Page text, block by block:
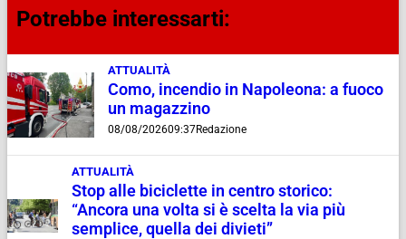
Potrebbe interessarti:
ATTUALITÀ
Como, incendio in Napoleona: a fuoco
un magazzino
08/08/202609:37Redazione
ATTUALITÀ
Stop alle biciclette in centro storico:
“Ancora una volta si è scelta la via più
semplice, quella dei divieti”